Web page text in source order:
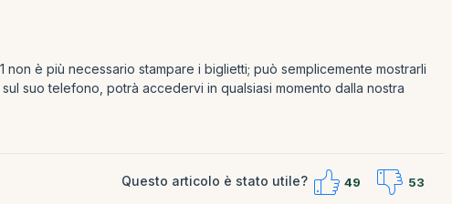
è più necessario stampare i biglietti; può semplicemente mostrarli
suo telefono, potrà accedervi in qualsiasi momento dalla nostra
Questo articolo è stato utile? 49 53